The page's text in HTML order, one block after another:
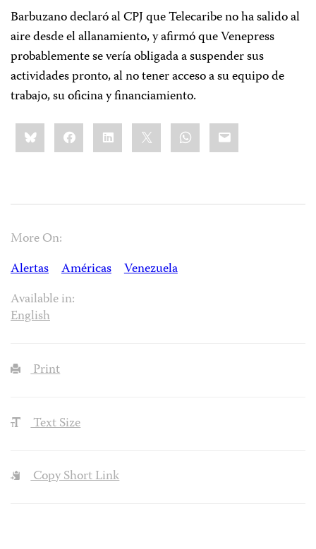
Barbuzano declaró al CPJ que Telecaribe no ha salido al
aire desde el allanamiento, y afirmó que Venepress
probablemente se vería obligada a suspender sus
actividades pronto, al no tener acceso a su equipo de
trabajo, su oficina y financiamiento.
Share
this:BlueskyFacebookLinkedIn WhatsApp
Email
More On:
Alertas
Américas
Venezuela
Available in:
English
Print
Text Size
Copy Short Link